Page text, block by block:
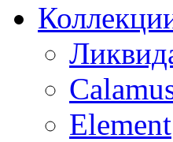
Element